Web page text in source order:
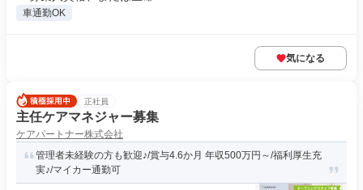
車通勤OK
気になる
正社員
主任ケアマネジャー募集
ケアパートナー株式会社
管理者未経験の方も歓迎♪/賞与4.6か月 年収500万円～/福利厚生充
実♪/マイカー通勤可